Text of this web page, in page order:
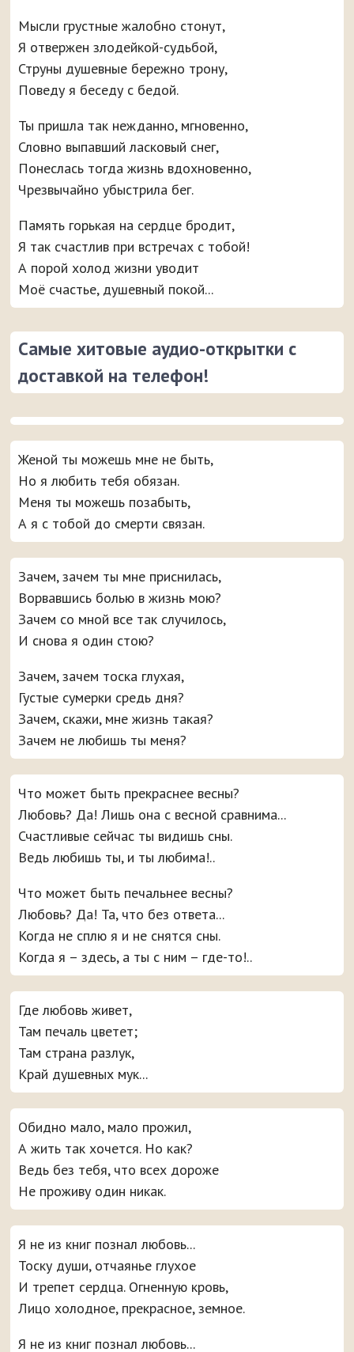
Мысли грустные жалобно стонут,
Я отвержен злодейкой-судьбой,
Струны душевные бережно трону,
Поведу я беседу с бедой.
Ты пришла так нежданно, мгновенно,
Словно выпавший ласковый снег,
Понеслась тогда жизнь вдохновенно,
Чрезвычайно убыстрила бег.
Память горькая на сердце бродит,
Я так счастлив при встречах с тобой!
А порой холод жизни уводит
Моё счастье, душевный покой...
Самые хитовые аудио-открытки с
доставкой на телефон!
Женой ты можешь мне не быть,
Но я любить тебя обязан.
Меня ты можешь позабыть,
А я с тобой до смерти связан.
Зачем, зачем ты мне приснилась,
Ворвавшись болью в жизнь мою?
Зачем со мной все так случилось,
И снова я один стою?
Зачем, зачем тоска глухая,
Густые сумерки средь дня?
Зачем, скажи, мне жизнь такая?
Зачем не любишь ты меня?
Что может быть прекраснее весны?
Любовь? Да! Лишь она с весной сравнима...
Счастливые сейчас ты видишь сны.
Ведь любишь ты, и ты любима!..
Что может быть печальнее весны?
Любовь? Да! Та, что без ответа...
Когда не сплю я и не снятся сны.
Когда я – здесь, а ты с ним – где-то!..
Где любовь живет,
Там печаль цветет;
Там страна разлук,
Край душевных мук...
Обидно мало, мало прожил,
А жить так хочется. Но как?
Ведь без тебя, что всех дороже
Не проживу один никак.
Я не из книг познал любовь...
Тоску души, отчаянье глухое
И трепет сердца. Огненную кровь,
Лицо холодное, прекрасное, земное.
Я не из книг познал любовь...